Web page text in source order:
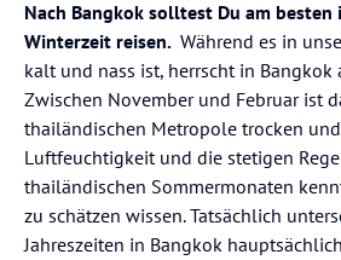
Nach Bangkok solltest Du am besten
Winterzeit reisen. Während es in
kalt und nass ist, herrscht in Bangkok
Zwischen November und Februar ist
thailändischen Metropole trocken
Luftfeuchtigkeit und die stetigen
thailändischen Sommermonaten
zu schätzen wissen. Tatsächlich
Jahreszeiten in Bangkok